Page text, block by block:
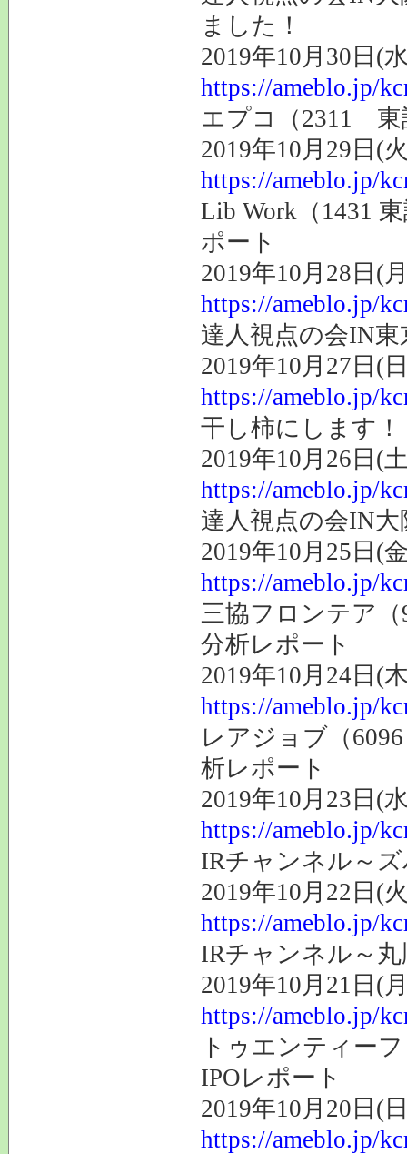
ました！
2019年10月30日(
https://ameblo.jp/
エプコ（2311 東
2019年10月29日(
https://ameblo.jp/
Lib Work（1431
ポート
2019年10月28日(
https://ameblo.jp/
達人視点の会IN
2019年10月27日(
https://ameblo.jp/
干し柿にします！
2019年10月26日(
https://ameblo.jp/
達人視点の会IN
2019年10月25日(
https://ameblo.jp/
三協フロンテア
分析レポート
2019年10月24日(
https://ameblo.jp/
レアジョブ（
析レポート
2019年10月23日(
https://ameblo.jp/
IRチャンネル～
2019年10月22日(
https://ameblo.jp/
IRチャンネル～
2019年10月21日(
https://ameblo.jp/
トゥエンティー
IPOレポート
2019年10月20日(
https://ameblo.jp/